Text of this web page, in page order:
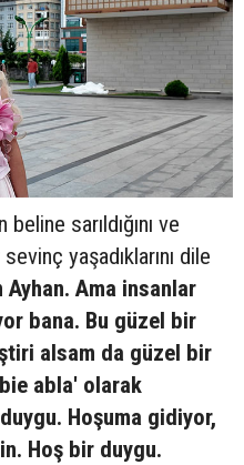
sarıldığını ve
yaşadıklarını dile
Ayhan. Ama insanlar
bana. Bu güzel bir
alsam da güzel bir
abla' olarak
Hoşuma gidiyor,
Hoş bir duygu.